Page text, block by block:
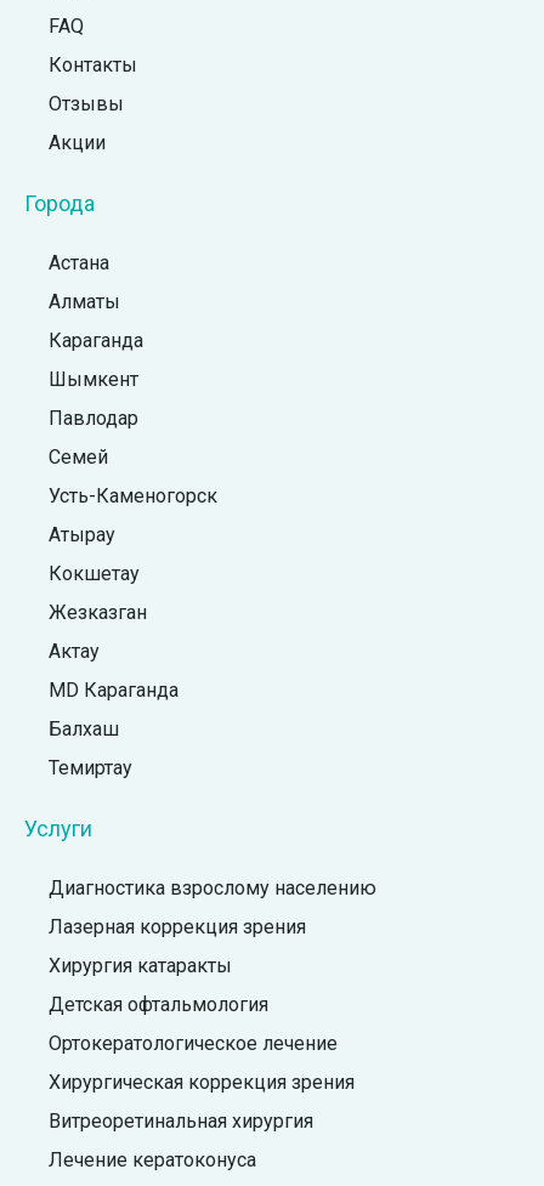
FAQ
Контакты
Отзывы
Акции
Города
Астана
Алматы
Караганда
Шымкент
Павлодар
Семей
Усть-Каменогорск
Атырау
Кокшетау
Жезказган
Актау
MD Караганда
Балхаш
Темиртау
Услуги
Диагностика взрослому населению
Лазерная коррекция зрения
Хирургия катаракты
Детская офтальмология
Ортокератологическое лечение
Хирургическая коррекция зрения
Витреоретинальная хирургия
Лечение кератоконуса